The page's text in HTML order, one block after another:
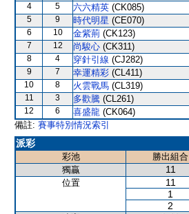
4 5 六六精英 (CK085)
5 9 時代明星 (CE070)
6 10 金紫荊 (CK123)
7 12 尚駿心 (CK311)
8 4 穿針引線 (CJ282)
9 7 幸運精彩 (CL411)
10 8 火雲戰馬 (CL319)
11 3 多歡騰 (CL261)
12 6 喜盛龍 (CK064)
備註: 賽事特別情況索引
派彩
彩池 勝出組合
獨贏
11
位置 11
1
2